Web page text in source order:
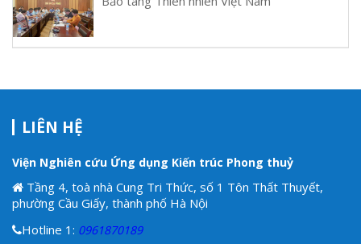
LIÊN HỆ
Viện Nghiên cứu Ứng dụng Kiến trúc Phong thuỷ
Tầng 4, toà nhà Cung Tri Thức, số 1 Tôn Thất Thuyết,
phường Cầu Giấy, thành phố Hà Nội
Hotline 1: 0961870189